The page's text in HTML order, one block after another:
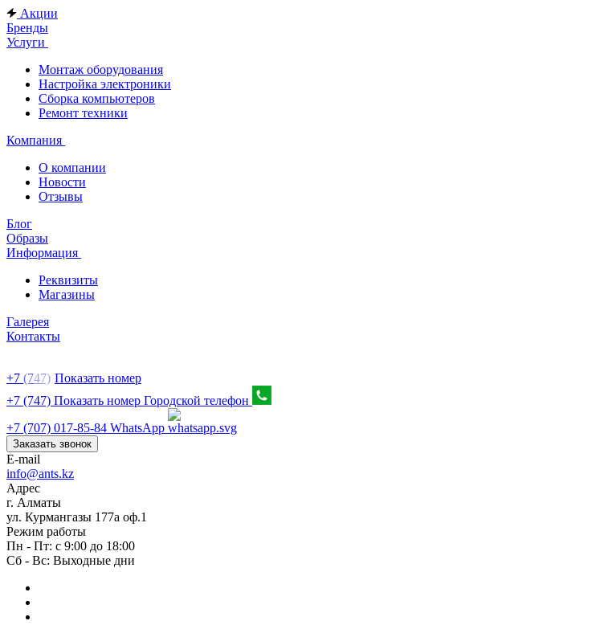
Акции
Бренды
Услуги
Монтаж оборудования
Настройка электроники
Сборка компьютеров
Ремонт техники
Компания
О компании
Новости
Отзывы
Блог
Образы
Информация
Реквизиты
Магазины
Галерея
Контакты
+7 (747) Показать номер
+7 (747) Показать номер Городской телефон
+7 (707) 017-85-84 WhatsApp
Заказать звонок
E-mail
info@ants.kz
Адрес
г. Алматы
ул. Курмангазы 177а оф.1
Режим работы
Пн - Пт: с 9:00 до 18:00
Сб - Вс: Выходные дни